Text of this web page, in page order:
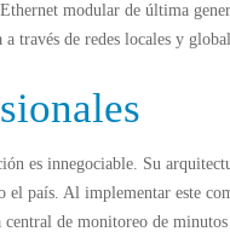
modular de última
través de redes locales y
es innegociable. Su
país. Al implementar este
de monitoreo de minutos